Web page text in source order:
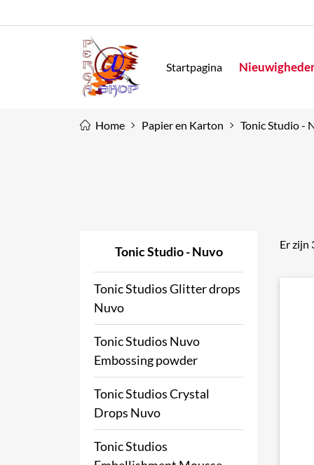
Startpagina
Home Papier en Karton Tonic Studio -
Tonic Studio - Nuvo
Tonic Studios Glitter drops
Nuvo
Tonic Studios Nuvo
Embossing powder
Tonic Studios Crystal
Drops Nuvo
Tonic Studios
Er zijn